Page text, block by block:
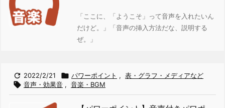
「ここに、「ようこそ」って音声を入れたいん
だけど。」
「音声の挿入方法だな、説明する
ぜ。」
 2022/2/21  パワーポイント , 表・グラフ・メディアなど
 音声・効果音 , 音楽・BGM